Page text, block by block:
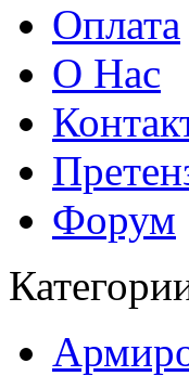
Оплата
О Нас
Форум